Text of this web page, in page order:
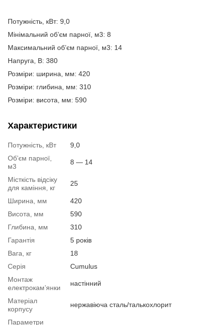
Потужність, кВт: 9,0
Мінімальний об’єм парної, м3: 8
Максимальний об’єм парної, м3: 14
Напруга, В: 380
Розміри: ширина, мм: 420
Розміри: глибина, мм: 310
Розміри: висота, мм: 590
Характеристики
Потужність, кВт
9,0
Об’єм парної,
м3
8 — 14
Місткість відсіку
для каміння, кг
25
Ширина, мм
420
Висота, мм
590
Глибина, мм
310
Гарантія
5 років
Вага, кг
18
Серія
Cumulus
Монтаж
електрокам’янки
настінний
Матеріал
корпусу
нержавіюча сталь/талькохлорит
Параметри